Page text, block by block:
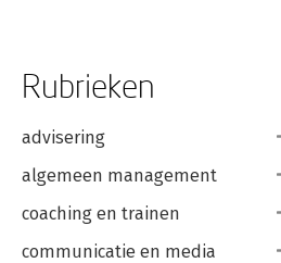
Rubrieken
advisering
algemeen management
coaching en trainen
communicatie en media